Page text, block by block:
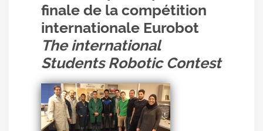
finale de la compétition
internationale Eurobot
The international
Students Robotic Contest